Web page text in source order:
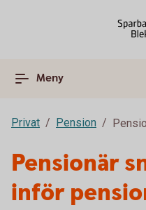
Meny
Privat Pension
Pensionär
inför